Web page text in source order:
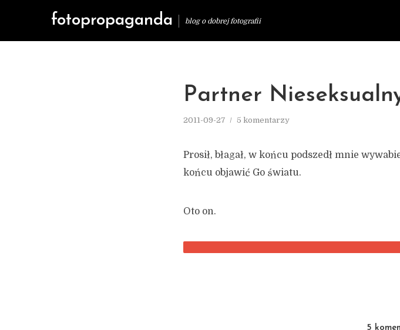
fotopropaganda blog o dobrej fotografii
Partner
2011-09-27 5 komentarzy
Prosił, błagał, w końcu podszedł mnie
końcu objawić Go światu.
Oto on.
5